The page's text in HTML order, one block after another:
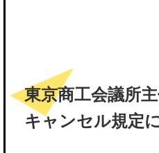
東京商工会議所
キャンセル規定